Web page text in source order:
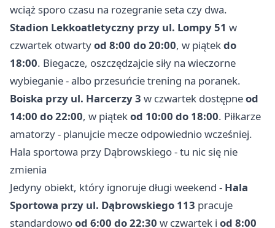
wciąż sporo czasu na rozegranie seta czy dwa.
Stadion Lekkoatletyczny przy ul. Lompy 51 w
czwartek otwartyod 8:00 do 20:00, w piątekdo
18:00. Biegacze, oszczędzajcie siły na wieczorne
wybieganie - albo przesuńcie trening na poranek.
Boiska przy ul. Harcerzy 3 w czwartek dostępneod
14:00 do 22:00, w piątekod 10:00 do 18:00. Piłkarze
amatorzy - planujcie mecze odpowiednio wcześniej.
Hala sportowa przy Dąbrowskiego - tu nic się nie
zmienia
Jedyny obiekt, który ignoruje długi weekend - Hala
Sportowa przy ul. Dąbrowskiego 113 pracuje
standardowood 6:00 do 22:30 w czwartek i od 8:00